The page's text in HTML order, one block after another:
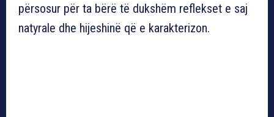
përsosur për ta bërë të dukshëm reflekset e saj
natyrale dhe hijeshinë që e karakterizon.